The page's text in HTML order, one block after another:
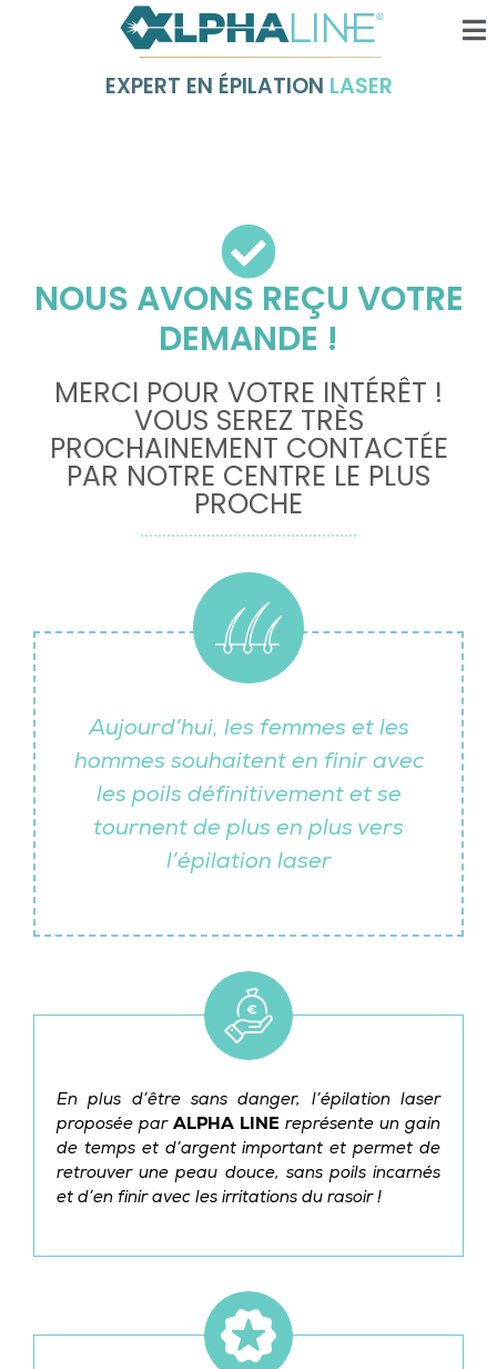
EXPERT EN ÉPILATION LASER
NOUS AVONS REÇU VOTRE
DEMANDE !
MERCI POUR VOTRE INTÉRÊT !
VOUS SEREZ TRÈS
PROCHAINEMENT CONTACTÉE
PAR NOTRE CENTRE LE PLUS
PROCHE
Aujourd’hui, les femmes et les
hommes souhaitent en finir avec
les poils définitivement et se
tournent de plus en plus vers
l’épilation laser
En plus d’être sans danger, l’épilation laser
proposée par ALPHA LINE représente un gain
de temps et d’argent important et permet de
retrouver une peau douce, sans poils incarnés
et d’en finir avec les irritations du rasoir !